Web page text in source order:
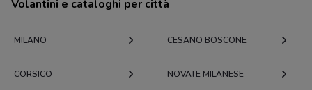
Volantini e cataloghi per città
MILANO CESANO BOSCONE
CORSICO NOVATE MILANESE